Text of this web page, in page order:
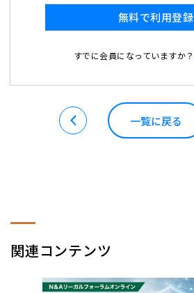
無料で利用登録
すでに会員になっていますか？
一覧に戻る
関連コンテンツ